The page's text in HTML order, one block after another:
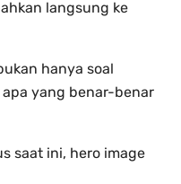
langsung ke
hanya soal
yang benar-benar
saat ini, hero image